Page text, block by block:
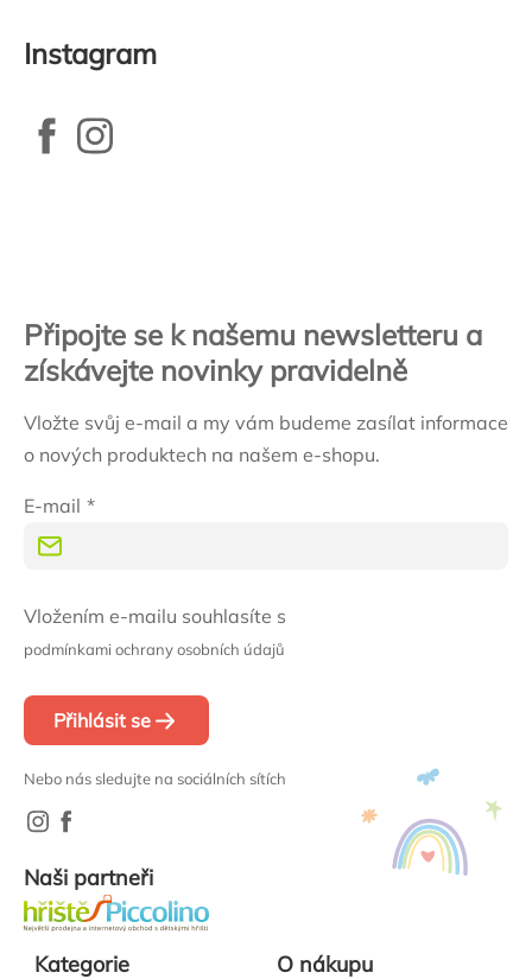
Instagram
Připojte se k našemu newsletteru a
získávejte novinky pravidelně
Vložte svůj e-mail a my vám budeme zasílat informace
o nových produktech na našem e-shopu.
E-mail
Vložením e-mailu souhlasíte s
podmínkami ochrany osobních údajů
Přihlásit se
Nebo nás sledujte na sociálních sítích
Naši partneři
Kategorie O nákupu